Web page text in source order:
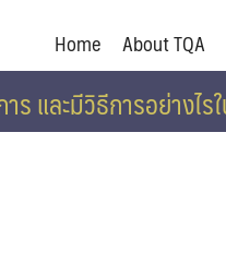
Home About TQA
และมีวิธีการอย่างไร